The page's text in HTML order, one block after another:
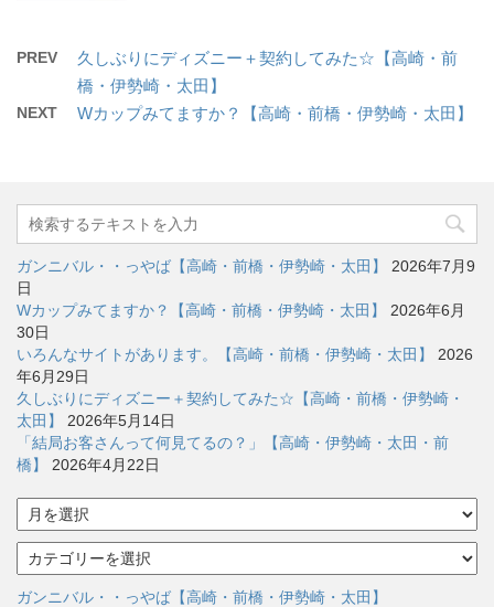
PREV
久しぶりにディズニー＋契約してみた☆【高崎・前
橋・伊勢崎・太田】
NEXT Wカップみてますか？【高崎・前橋・伊勢崎・太田】
ガンニバル・・っやば【高崎・前橋・伊勢崎・太田】
2026年7月9
日
Wカップみてますか？【高崎・前橋・伊勢崎・太田】
2026年6月
30日
いろんなサイトがあります。【高崎・前橋・伊勢崎・太田】
2026
年6月29日
久しぶりにディズニー＋契約してみた☆【高崎・前橋・伊勢崎・
太田】
2026年5月14日
「結局お客さんって何見てるの？」【高崎・伊勢崎・太田・前
橋】
2026年4月22日
ー
イ
ブ
テ
ゴ
ガンニバル・・っやば【高崎・前橋・伊勢崎・太田】